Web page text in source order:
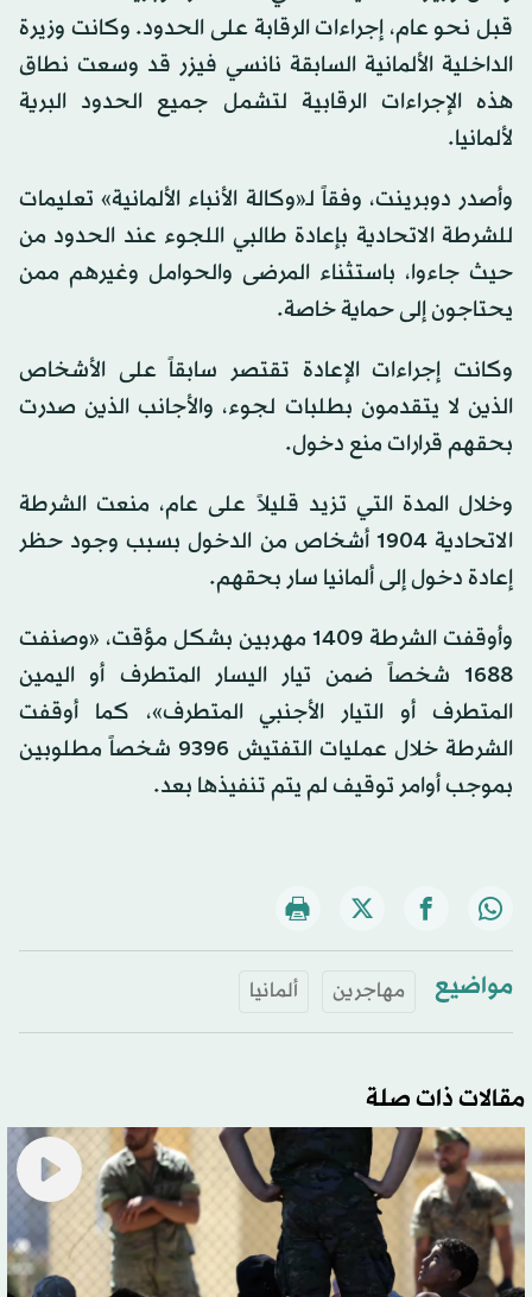
قبل نحو عام، إجراءات الرقابة على الحدود. وكانت وزيرة
الداخلية الألمانية السابقة نانسي فيزر قد وسعت نطاق
هذه الإجراءات الرقابية لتشمل جميع الحدود البرية
لألمانيا.
وأصدر دوبرينت، وفقاً لـ«وكالة الأنباء الألمانية» تعليمات
للشرطة الاتحادية بإعادة طالبي اللجوء عند الحدود من
حيث جاءوا، باستثناء المرضى والحوامل وغيرهم ممن
يحتاجون إلى حماية خاصة.
وكانت إجراءات الإعادة تقتصر سابقاً على الأشخاص
الذين لا يتقدمون بطلبات لجوء، والأجانب الذين صدرت
بحقهم قرارات منع دخول.
وخلال المدة التي تزيد قليلاً على عام، منعت الشرطة
الاتحادية 1904 أشخاص من الدخول بسبب وجود حظر
إعادة دخول إلى ألمانيا سار بحقهم.
وأوقفت الشرطة 1409 مهربين بشكل مؤقت، «وصنفت
1688 شخصاً ضمن تيار اليسار المتطرف أو اليمين
المتطرف أو التيار الأجنبي المتطرف»، كما أوقفت
الشرطة خلال عمليات التفتيش 9396 شخصاً مطلوبين
بموجب أوامر توقيف لم يتم تنفيذها بعد.
مواضيع مهاجرين ألمانيا
مقالات ذات صلة